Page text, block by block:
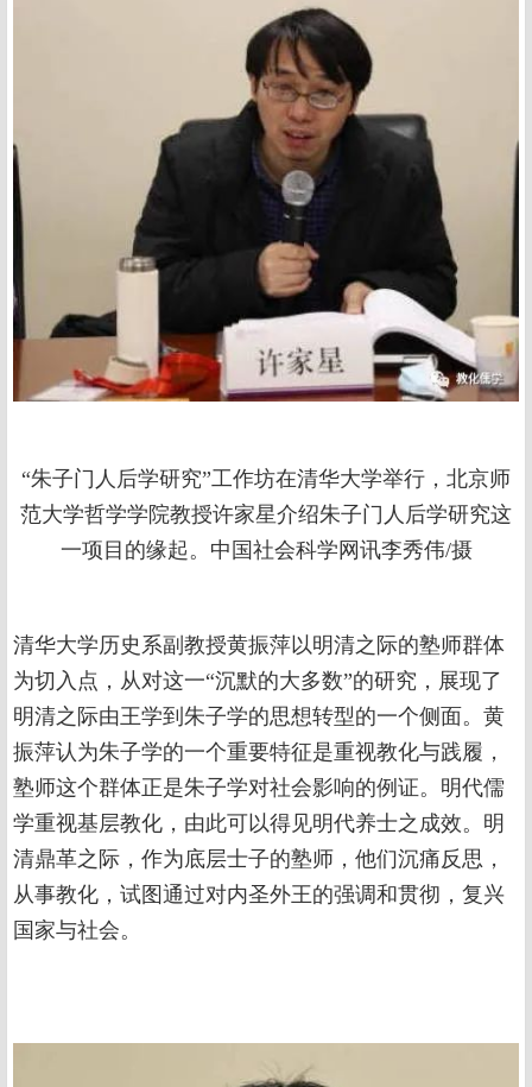
“朱子门人后学研究”工作坊在清华大学举行，北京师
范大学哲学学院教授许家星介绍朱子门人后学研究这
一项目的缘起。中国社会科学网讯李秀伟/摄
清华大学历史系副教授黄振萍以明清之际的塾师群体
为切入点，从对这一“沉默的大多数”的研究，展现了
明清之际由王学到朱子学的思想转型的一个侧面。黄
振萍认为朱子学的一个重要特征是重视教化与践履，
塾师这个群体正是朱子学对社会影响的例证。明代儒
学重视基层教化，由此可以得见明代养士之成效。明
清鼎革之际，作为底层士子的塾师，他们沉痛反思，
从事教化，试图通过对内圣外王的强调和贯彻，复兴
国家与社会。